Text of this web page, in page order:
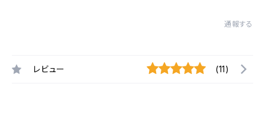
通報する
レビュー (11)